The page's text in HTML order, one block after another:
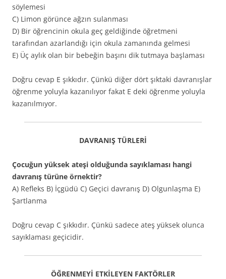
söylemesi
C) Limon görünce ağzın sulanması
D) Bir öğrencinin okula geç geldiğinde öğretmeni
tarafından azarlandığı için okula zamanında gelmesi
E) Üç aylık olan bir bebeğin başını dik tutmaya başlaması
Doğru cevap E şıkkıdır. Çünkü diğer dört şıktaki davranışlar
öğrenme yoluyla kazanılıyor fakat E deki öğrenme yoluyla
kazanılmıyor.
DAVRANIŞ TÜRLERİ
Çocuğun yüksek ateşi olduğunda sayıklaması hangi
davranış türüne örnektir?
A) Refleks B) İçgüdü C) Geçici davranış D) Olgunlaşma E)
Şartlanma
Doğru cevap C şıkkıdır. Çünkü sadece ateş yüksek olunca
sayıklaması geçicidir.
ÖĞRENMEYİ ETKİLEYEN FAKTÖRLER